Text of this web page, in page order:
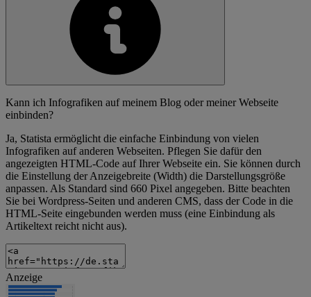
Kann ich Infografiken auf meinem Blog oder meiner Webseite
einbinden?
Ja, Statista ermöglicht die einfache Einbindung von vielen
Infografiken auf anderen Webseiten. Pflegen Sie dafür den
angezeigten HTML-Code auf Ihrer Webseite ein. Sie können durch
die Einstellung der Anzeigebreite (Width) die Darstellungsgröße
anpassen. Als Standard sind 660 Pixel angegeben. Bitte beachten
Sie bei Wordpress-Seiten und anderen CMS, dass der Code in die
HTML-Seite eingebunden werden muss (eine Einbindung als
Artikeltext reicht nicht aus).
Anzeige